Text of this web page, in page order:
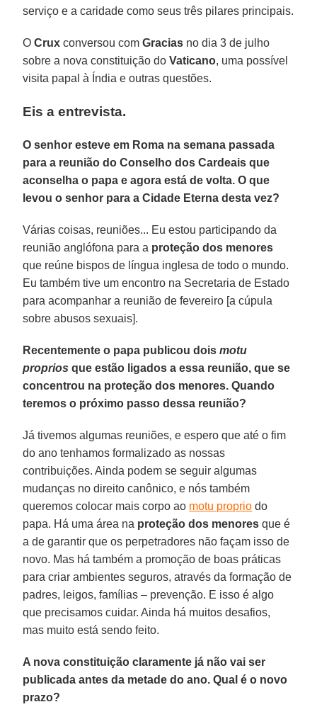
serviço e a caridade como seus três pilares principais.
OCrux conversou comGracias no dia 3 de julho
sobre a nova constituição doVaticano, uma possível
visita papal à Índia e outras questões.
Eis a entrevista.
O senhor esteve em Roma na semana passada
para a reunião do Conselho dos Cardeais que
aconselha o papa e agora está de volta. O que
levou o senhor para a Cidade Eterna desta vez?
Várias coisas, reuniões... Eu estou participando da
reunião anglófona para a proteção dos menores
que reúne bispos de língua inglesa de todo o mundo.
Eu também tive um encontro na Secretaria de Estado
para acompanhar a reunião de fevereiro [a cúpula
sobre abusos sexuais].
Recentemente o papa publicou doismotu
proprios que estão ligados a essa reunião, que se
concentrou na proteção dos menores. Quando
teremos o próximo passo dessa reunião?
Já tivemos algumas reuniões, e espero que até o fim
do ano tenhamos formalizado as nossas
contribuições. Ainda podem se seguir algumas
mudanças no direito canônico, e nós também
queremos colocar mais corpo ao motu proprio do
papa. Há uma área na proteção dos menores que é
a de garantir que os perpetradores não façam isso de
novo. Mas há também a promoção de boas práticas
para criar ambientes seguros, através da formação de
padres, leigos, famílias – prevenção. E isso é algo
que precisamos cuidar. Ainda há muitos desafios,
mas muito está sendo feito.
A nova constituição claramente já não vai ser
publicada antes da metade do ano. Qual é o novo
prazo?